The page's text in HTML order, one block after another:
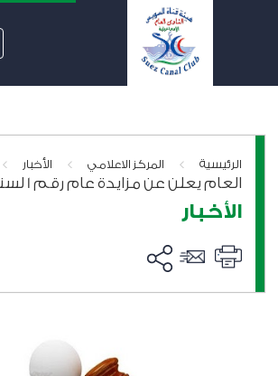
الرئيسية > المركز الاعلامي > الأخبار >
العام يعلن عن مزايدة عام رقم 1 لسنة 2020
الأخبار